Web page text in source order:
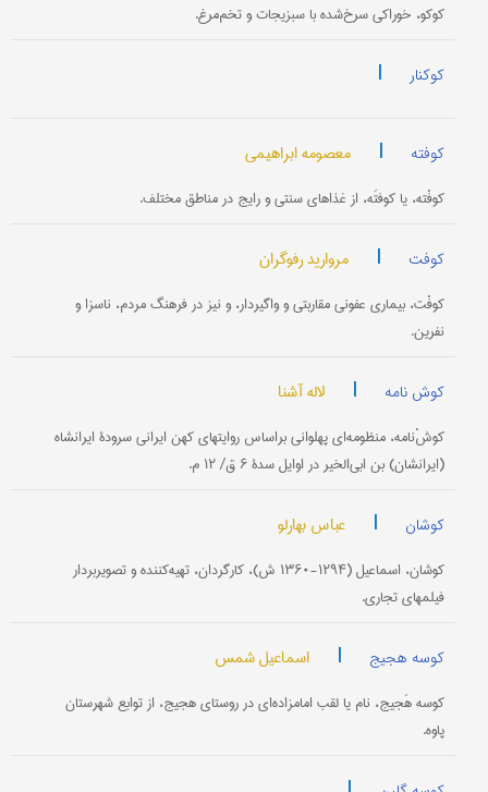
کوکو، خوراکی سرخ‌شده با سبزیجات و تخم‌مرغ.
کوکنار |
کوفته | معصومه ابراهیمی
کوفْته، یا کوفتَه، از غذاهای سنتی و رایج در مناطق مختلف.
کوفت | مروارید رفوگران
کوفْت، بیماری‌ عفونی مقاربتی و واگیردار، و نیز در فرهنگ مردم، ناسزا و
نفرین.
کوش نامه | لاله آشنا
کوشْ‌نامه، منظومه‌ای پهلوانی براساس روایتهای کهن ایرانی سرودۀ ایرانشاه
(ایرانشان) بن ابی‌الخیر در اوایل سدۀ ۶ ق/ ۱۲ م.
کوشان | عباس بهارلو
کوشان، اسماعیل (۱۲۹۴-۱۳۶۰ ش)، کارگردان، تهیه‌کننده و تصویربردار
فیلمهای تجاری.
کوسه هجیج | اسماعیل شمس
کوسه هَجیج، نام یا لقب امامزاده‌ای در روستای هجیج، از توابع شهرستان
پاوه.